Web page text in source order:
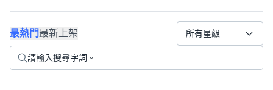
最熱門最新上架 所有星級